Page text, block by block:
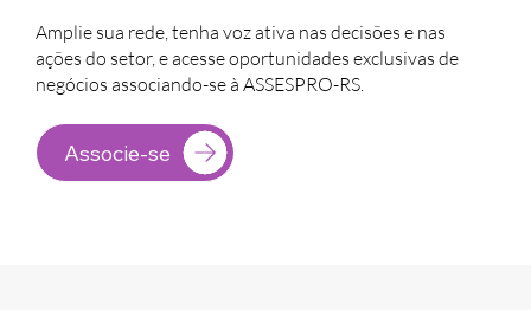
Amplie sua rede, tenha voz ativa nas decisões e nas
ações do setor, e acesse oportunidades exclusivas de
negócios associando-se à ASSESPRO-RS.
Associe-se